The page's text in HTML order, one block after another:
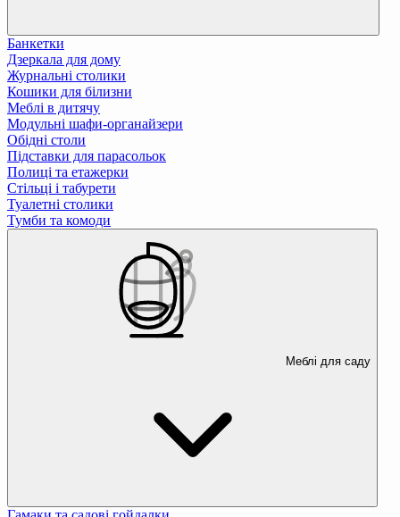
Банкетки
Дзеркала для дому
Журнальні столики
Кошики для білизни
Меблі в дитячу
Модульні шафи-органайзери
Обідні столи
Підставки для парасольок
Полиці та етажерки
Стільці і табурети
Туалетні столики
Тумби та комоди
Меблі для саду